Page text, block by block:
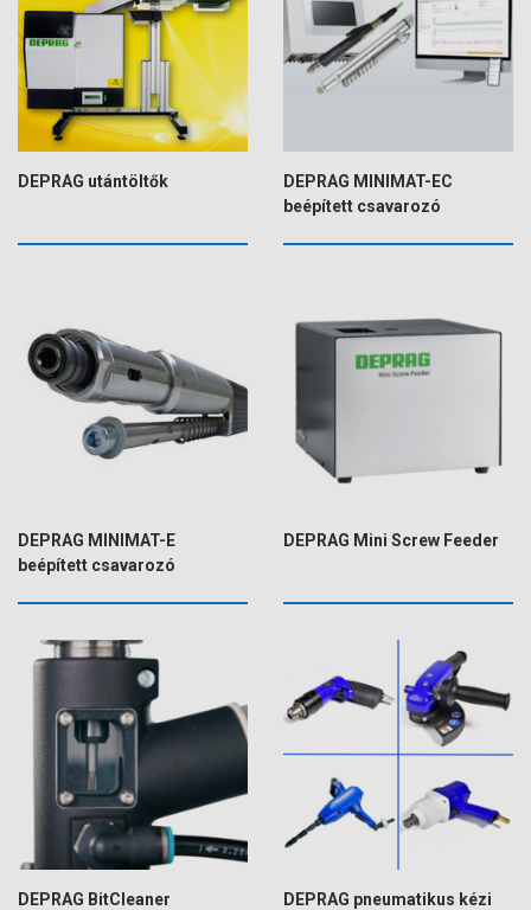
DEPRAG utántöltők
DEPRAG MINIMAT-EC
beépített csavarozó
DEPRAG MINIMAT-E
beépített csavarozó
DEPRAG Mini Screw Feeder
DEPRAG BitCleaner
DEPRAG pneumatikus kézi